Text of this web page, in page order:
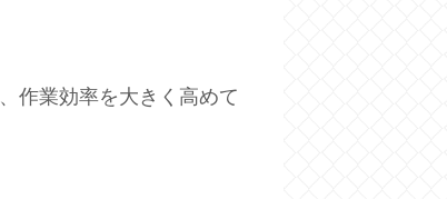
作業効率を大きく高めて